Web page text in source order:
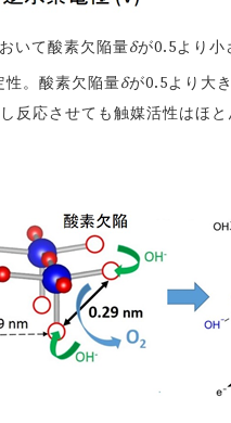
いて酸素欠陥量δが0.5より小
性。酸素欠陥量δが0.5より大
反応させても触媒活性はほ